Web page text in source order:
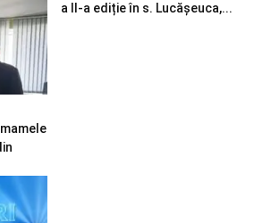
a II-a ediție în s. Lucășeuca,...